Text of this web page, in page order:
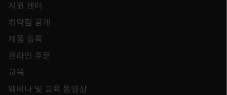
지원 센터
취약점 공개
제품 등록
온라인 주문
교육
웨비나 및 교육 동영상